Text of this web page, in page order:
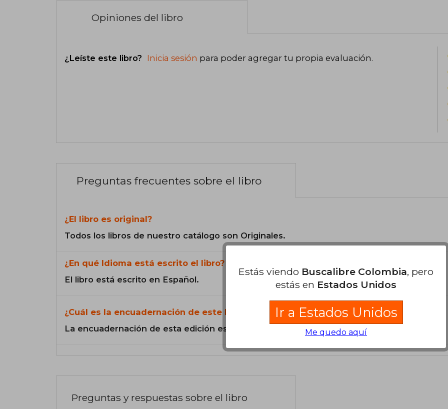
Opiniones del libro
¿Leíste este libro? Inicia sesión para poder agregar tu propia evaluación.
Preguntas frecuentes sobre el libro
¿El libro es original?
Todos los libros de nuestro catálogo son Originales.
¿En qué Idioma está escrito el libro?
El libro está escrito en Español.
¿Cuál es la encuadernación de este libro?
La encuadernación de esta edición es Tapa Blanda.
Preguntas y respuestas sobre el libro
Estás viendo Buscalibre Colombia, pero
estás en Estados Unidos
Ir a Estados Unidos
Me quedo aquí